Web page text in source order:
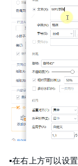
▪在右上方可以设